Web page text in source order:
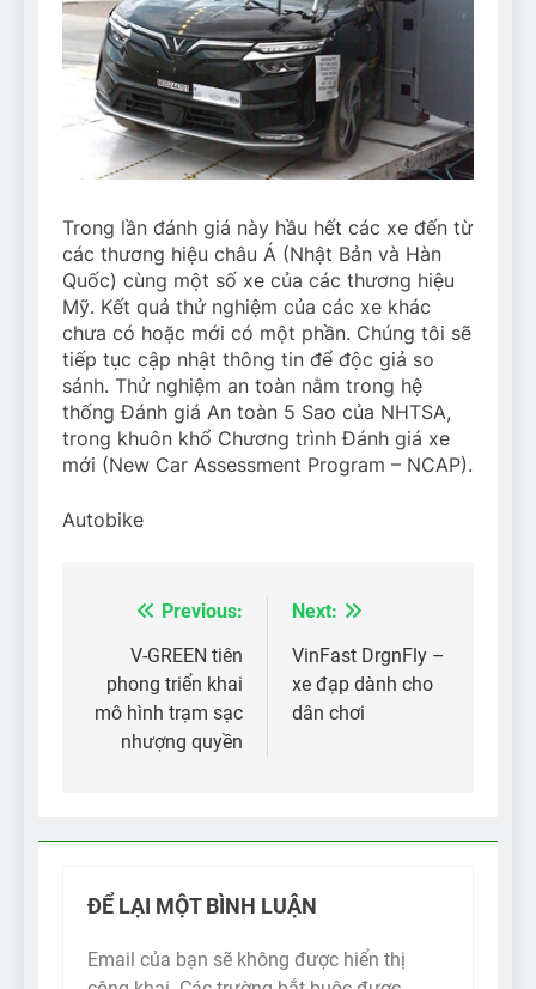
Trong lần đánh giá này hầu hết các xe đến từ
các thương hiệu châu Á (Nhật Bản và Hàn
Quốc) cùng một số xe của các thương hiệu
Mỹ. Kết quả thử nghiệm của các xe khác
chưa có hoặc mới có một phần. Chúng tôi sẽ
tiếp tục cập nhật thông tin để độc giả so
sánh. Thử nghiệm an toàn nằm trong hệ
thống Đánh giá An toàn 5 Sao của NHTSA,
trong khuôn khổ Chương trình Đánh giá xe
mới (New Car Assessment Program – NCAP).
Autobike
Điều
hướng
bài
viết
Previous:
V-GREEN tiên
phong triển khai
mô hình trạm sạc
nhượng quyền
Next:
VinFast DrgnFly –
xe đạp dành cho
dân chơi
ĐỂ LẠI MỘT BÌNH LUẬN
Email của bạn sẽ không được hiển thị